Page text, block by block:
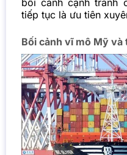
bối cảnh cạnh tranh
tiếp tục là ưu tiên
Bối cảnh vĩ mô Mỹ và